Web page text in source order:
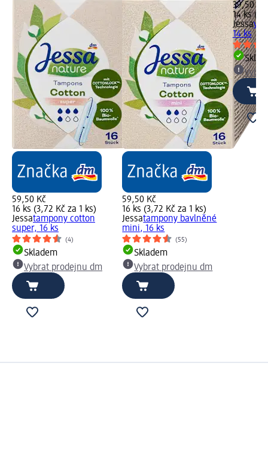
59,50 Kč
16 ks (3,72 Kč za 1 ks)
Jessatampony cotton
super, 16 ks
(4)
Skladem
Vybrat prodejnu dm
59,50 Kč
16 ks (3,72 Kč za 1 ks)
Jessatampony bavlněné
mini, 16 ks
(55)
Skladem
Vybrat prodejnu dm
39,50 Kč
14 ks
Jessa
14 ks